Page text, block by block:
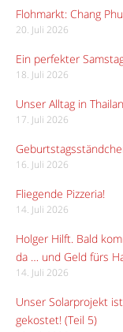
Flohmarkt: Chang
20. Juli 2026
Ein perfekter
18. Juli 2026
Unser Alltag in
17. Juli 2026
16. Juli 2026
Fliegende Pizzeria!
14. Juli 2026
Holger Hilft. Bald
da … und Geld fürs
14. Juli 2026
Unser Solarprojekt
gekostet! (Teil 5)